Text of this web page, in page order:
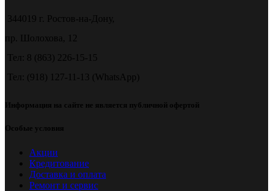
344019 г. Ростов-на-Дону,
пр. Шолохова, 12
Тел: 8 (863) 226-15-15
Тел: (918) 127-11-13 (WhatsApp)
Информация на сайте не является публичной офертой
Особые условия
Акции
Кредитование
Доставка и оплата
Ремонт и сервис